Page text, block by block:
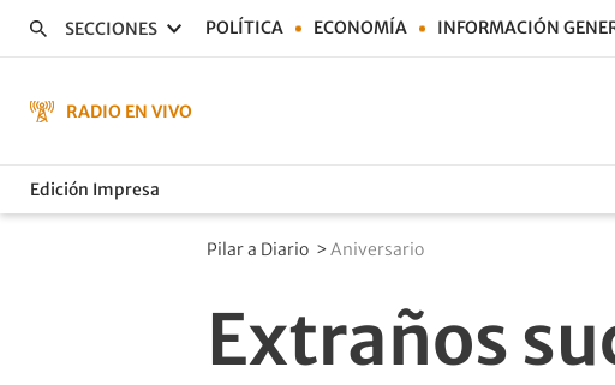
SECCIONES POLÍTICA ECONOMÍA INFORMACIÓN
RADIO EN VIVO
Edición Impresa
Pilar a Diario >Aniversario
Extraños